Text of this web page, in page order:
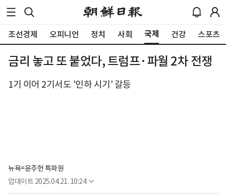
조선경제 오피니언 정치 사회 국제 건강 스포츠
금리 놓고 또 붙었다, 트럼프·파월 2차 전쟁
1기 이어 2기서도 '인하 시기' 갈등
뉴욕=윤주헌 특파원
업데이트 2025.04.21. 10:24